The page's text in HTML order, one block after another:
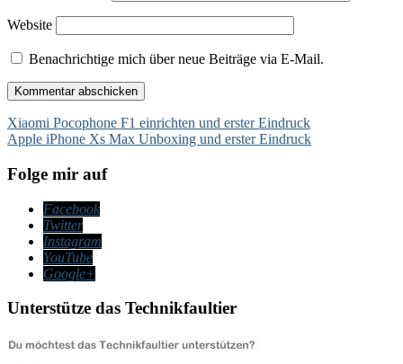
Website
Benachrichtige mich über neue Beiträge via E-Mail.
Beitragsnavigation
Xiaomi Pocophone F1 einrichten und erster Eindruck
Apple iPhone Xs Max Unboxing und erster Eindruck
Folge mir auf
Facebook
Twitter
Instagram
YouTube
Google+
Unterstütze das Technikfaultier